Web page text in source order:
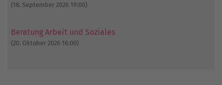
(18. September 2026 19:00)
Beratung Arbeit und Soziales
(20. Oktober 2026 16:00)